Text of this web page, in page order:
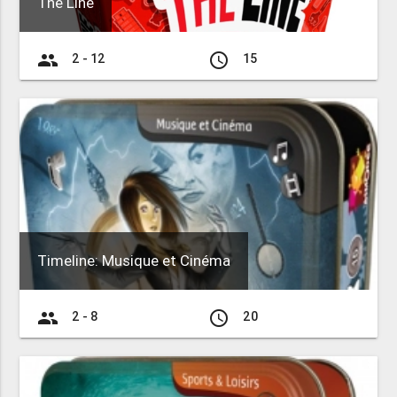
group 2 - 12 access_time 15
Timeline: Musique et Cinéma
group 2 - 8 access_time 20